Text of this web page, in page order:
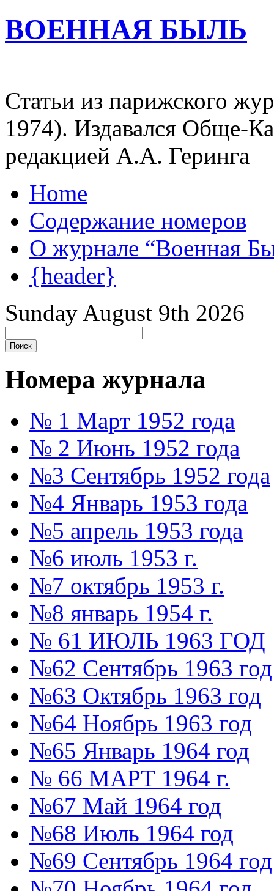
ВОЕННАЯ БЫЛЬ
Статьи из парижского
1974). Издавался Обще-
редакцией А.А. Геринга
Home
Содержание номеров
О журнале “Военная
{header}
Sunday August 9th 2026
Номера журнала
№ 1 Март 1952 года
№ 2 Июнь 1952 года
№3 Сентябрь 1952 года
№4 Январь 1953 года
№5 апрель 1953 года
№6 июль 1953 г.
№7 октябрь 1953 г.
№8 январь 1954 г.
№ 61 ИЮЛЬ 1963 ГОД
№62 Сентябрь 1963 год
№63 Октябрь 1963 год
№64 Ноябрь 1963 год
№65 Январь 1964 год
№ 66 МАРТ 1964 г.
№67 Май 1964 год
№68 Июль 1964 год
№69 Сентябрь 1964 год